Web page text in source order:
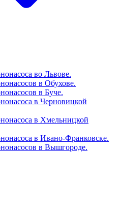
во Львове.
в Обухове.
в Буче.
в Черновицкой
в Хмельницкой
в Ивано-Франковске.
в Вышгороде.